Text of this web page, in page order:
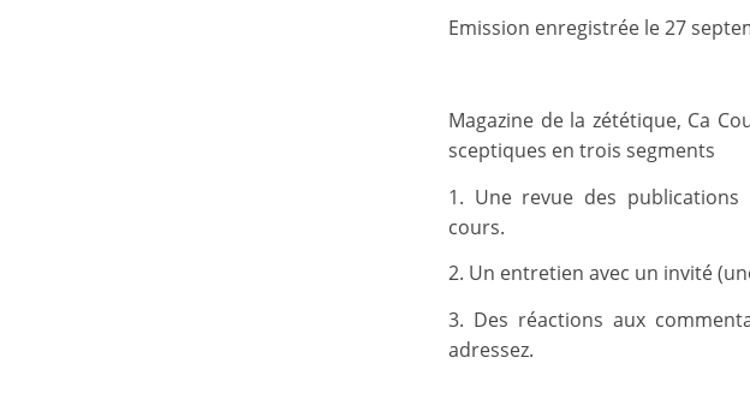
Emission enregistrée le 27
Magazine de la zététique, Ca
sceptiques en trois segments
1. Une revue des publications
cours.
2. Un entretien avec un invité
3. Des réactions aux
adressez.